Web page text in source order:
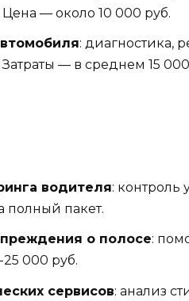
— около 10 000 руб.
: диагностика,
— в среднем 15
водителя: контроль
полный пакет.
о полосе:
000 руб.
сервисов: анализ